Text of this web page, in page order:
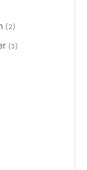
2items
3items